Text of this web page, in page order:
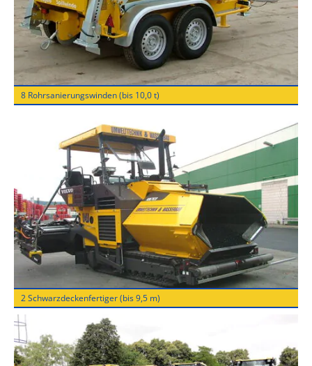
8 Rohrsanierungswinden (bis 10,0 t)
2 Schwarzdeckenfertiger (bis 9,5 m)